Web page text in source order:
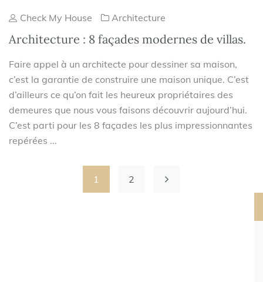
Check My House Architecture
Architecture : 8 façades modernes de villas.
Faire appel à un architecte pour dessiner sa maison,
c’est la garantie de construire une maison unique. C’est
d’ailleurs ce qu’on fait les heureux propriétaires des
demeures que nous vous faisons découvrir aujourd’hui.
C’est parti pour les 8 façades les plus impressionnantes
repérées ...
1 2